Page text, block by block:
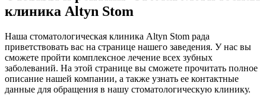
клиника Altyn Stom
Наша стоматологическая клиника Altyn Stom рада
приветствовать вас на странице нашего заведения. У нас вы
сможете пройти комплексное лечение всех зубных
заболеваний. На этой странице вы сможете прочитать полное
описание нашей компании, а также узнать ее контактные
данные для обращения в нашу стоматологическую клинику.